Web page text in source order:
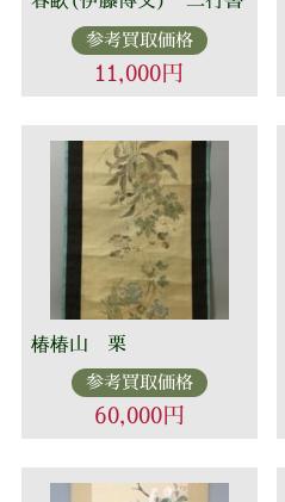
参考買取価格
11,000円
椿椿山 栗
参考買取価格
60,000円